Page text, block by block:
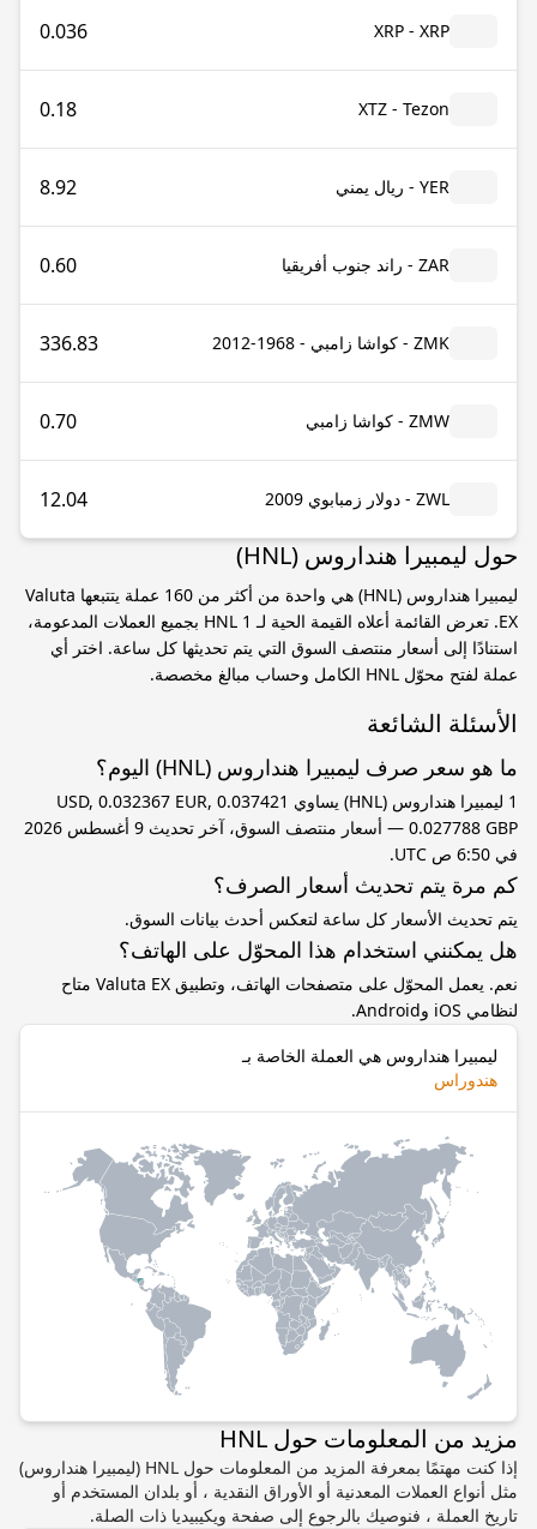
XRP - XRP
0.036
XTZ - Tezon
0.18
YER - ريال يمني 8.92
ZAR - راند جنوب أفريقيا 0.60
ZMK - كواشا زامبي - 1968-2012 336.83
ZMW - كواشا زامبي 0.70
ZWL - دولار زمبابوي 2009 12.04
حول ليمبيرا هنداروس (HNL)
ليمبيرا هنداروس (HNL) هي واحدة من أكثر من 160 عملة يتتبعها Valuta
EX. تعرض القائمة أعلاه القيمة الحية لـ 1 HNL بجميع العملات المدعومة،
استنادًا إلى أسعار منتصف السوق التي يتم تحديثها كل ساعة. اختر أي
عملة لفتح محوّل HNL الكامل وحساب مبالغ مخصصة.
الأسئلة الشائعة
ما هو سعر صرف ليمبيرا هنداروس (HNL) اليوم؟
1 ليمبيرا هنداروس (HNL) يساوي 0.037421 USD, 0.032367 EUR,
0.027788 GBP — أسعار منتصف السوق، آخر تحديث 9 أغسطس 2026
في 6:50 ص UTC.
كم مرة يتم تحديث أسعار الصرف؟
يتم تحديث الأسعار كل ساعة لتعكس أحدث بيانات السوق.
هل يمكنني استخدام هذا المحوّل على الهاتف؟
نعم. يعمل المحوّل على متصفحات الهاتف، وتطبيق Valuta EX متاح
لنظامي iOS وAndroid.
ليمبيرا هنداروس هي العملة الخاصة بـ
هندوراس
مزيد من المعلومات حول HNL
إذا كنت مهتمًا بمعرفة المزيد من المعلومات حول HNL (ليمبيرا هنداروس)
مثل أنواع العملات المعدنية أو الأوراق النقدية ، أو بلدان المستخدم أو
تاريخ العملة ، فنوصيك بالرجوع إلى صفحة ويكيبيديا ذات الصلة.